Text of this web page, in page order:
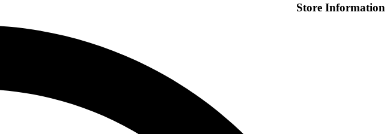
Store Information